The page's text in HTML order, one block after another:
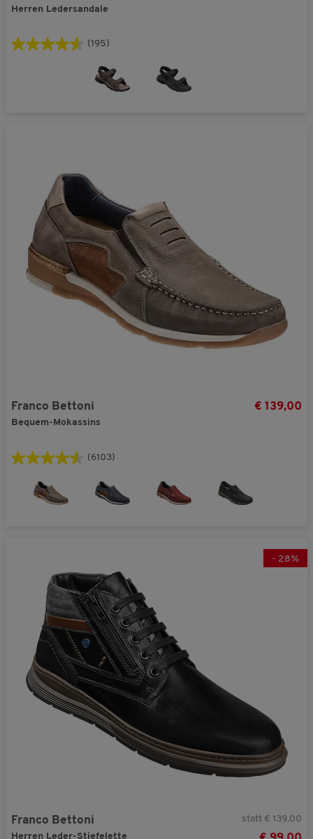
Herren Ledersandale
(195)
Franco Bettoni
Bequem-Mokassins
€ 139,00
(6103)
- 28%
Franco Bettoni
Herren Leder-Stiefelette
statt € 139,00